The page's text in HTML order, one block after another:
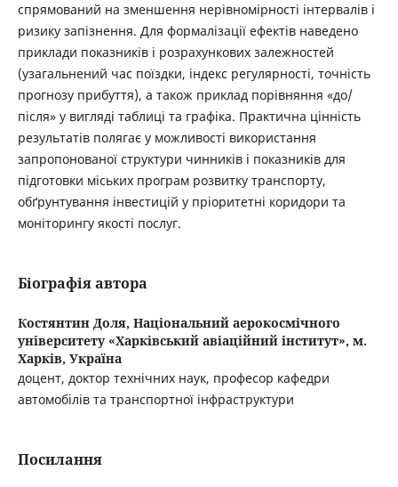
спрямований на зменшення нерівномірності інтервалів і
ризику запізнення. Для формалізації ефектів наведено
приклади показників і розрахункових залежностей
(узагальнений час поїздки, індекс регулярності, точність
прогнозу прибуття), а також приклад порівняння «до/
після» у вигляді таблиці та графіка. Практична цінність
результатів полягає у можливості використання
запропонованої структури чинників і показників для
підготовки міських програм розвитку транспорту,
обґрунтування інвестицій у пріоритетні коридори та
моніторингу якості послуг.
Біографія автора
Костянтин Доля, Національний аерокосмічного
університету «Харківський авіаційний інститут», м.
Харків, Україна
доцент, доктор технічних наук, професор кафедри
автомобілів та транспортної інфраструктури
Посилання